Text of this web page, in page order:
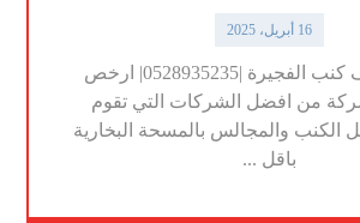
16 أبريل، 2025
شركة تنظيف كنب الفجيرة |0528935235| ارخص
من افضل الشركات التي تقوم
الكنب والمجالس بالمسحة البخارية
باقل ...